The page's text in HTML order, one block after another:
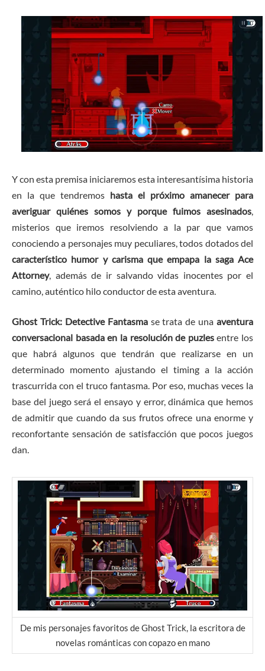
Y con esta premisa iniciaremos esta interesantísima historia
en la que tendremos hasta el próximo amanecer para
averiguar quiénes somos y porque fuimos asesinados,
misterios que iremos resolviendo a la par que vamos
conociendo a personajes muy peculiares, todos dotados del
característico humor y carisma que empapa la saga Ace
Attorney, además de ir salvando vidas inocentes por el
camino, auténtico hilo conductor de esta aventura.
Ghost Trick: Detective Fantasmase trata de una aventura
conversacional basada en la resolución de puzlesentre los
que habrá algunos que tendrán que realizarse en un
determinado momento ajustando el timing a la acción
trascurrida con el truco fantasma. Por eso, muchas veces la
base del juego será el ensayo y error, dinámica que hemos
de admitir que cuando da sus frutos ofrece una enorme y
reconfortante sensación de satisfacción que pocos juegos
dan.
De mis personajes favoritos de Ghost Trick, la escritora de
novelas románticas con copazo en mano